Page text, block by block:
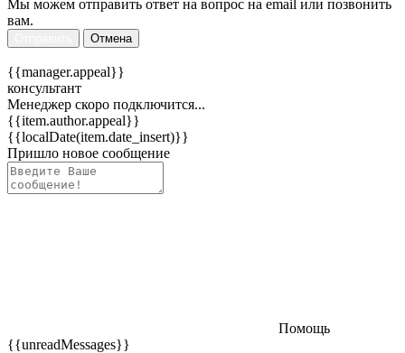
Мы можем отправить ответ на вопрос на email или позвонить
вам.
Отмена
{{manager.appeal}}
консультант
Менеджер скоро подключится...
{{item.author.appeal}}
{{localDate(item.date_insert)}}
Пришло новое сообщение
Помощь
{{unreadMessages}}